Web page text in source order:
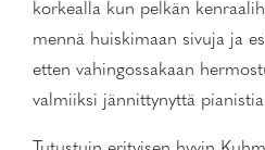
korkealla kun pelkän
mennä huiskimaan sivuja ja
etten vahingossakaan
valmiiksi jännittynyttä